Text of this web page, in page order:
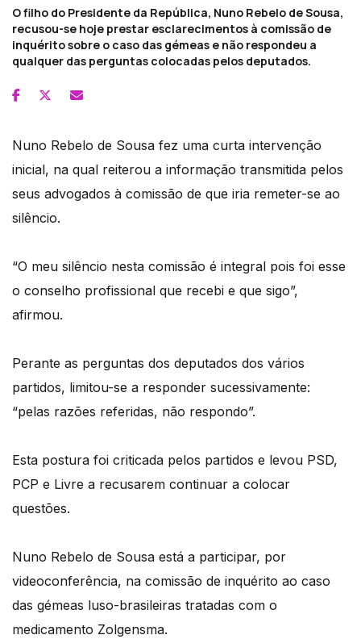
O filho do Presidente da República, Nuno Rebelo de Sousa,
recusou-se hoje prestar esclarecimentos à comissão de
inquérito sobre o caso das gémeas e não respondeu a
qualquer das perguntas colocadas pelos deputados.
Nuno Rebelo de Sousa fez uma curta intervenção
inicial, na qual reiterou a informação transmitida pelos
seus advogados à comissão de que iria remeter-se ao
silêncio.
“O meu silêncio nesta comissão é integral pois foi esse
o conselho profissional que recebi e que sigo”,
afirmou.
Perante as perguntas dos deputados dos vários
partidos, limitou-se a responder sucessivamente:
“pelas razões referidas, não respondo”.
Esta postura foi criticada pelos partidos e levou PSD,
PCP e Livre a recusarem continuar a colocar
questões.
Nuno Rebelo de Sousa está a participar, por
videoconferência, na comissão de inquérito ao caso
das gémeas luso-brasileiras tratadas com o
medicamento Zolgensma.